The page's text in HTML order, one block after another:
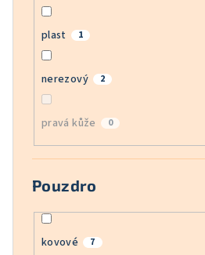
plast 1
nerezový 2
pravá kůže 0
Pouzdro
kovové 7